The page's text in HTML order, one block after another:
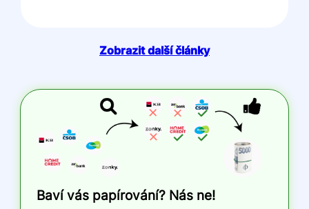
Zobrazit další články
Baví vás papírování? Nás ne!